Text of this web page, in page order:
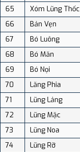
65
Xóm Lũng Thốc
66
Bản Vẹn
67
Bó Luông
68
Bó Măn
69
Bó Nọi
70
Lăng Phia
71
Lũng Lảng
72
Lũng Mặc
73
Lũng Noa
74
Lũng Rỡ